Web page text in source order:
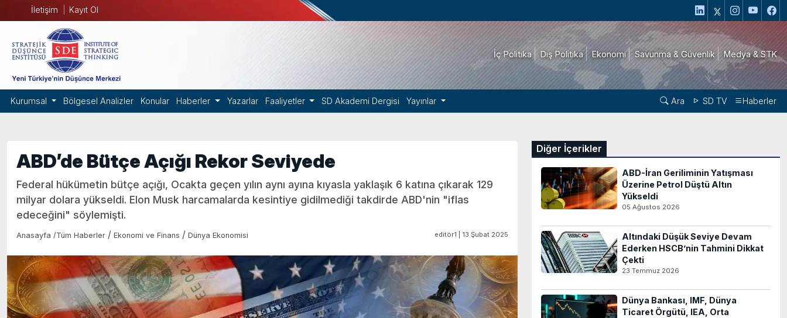
İletişim Kayıt Ol
İç Politika Dış Politika Ekonomi Savunma & Güvenlik Medya & STK
Kurumsal Bölgesel Analizler Konular Haberler Yazarlar Faaliyetler SD Akademi Dergisi Yayınlar Ara SD TV Haberler
ABD’de Bütçe Açığı Rekor Seviyede
Federal hükümetin bütçe açığı, Ocakta geçen yılın aynı ayına kıyasla yaklaşık 6 katına çıkarak 129
milyar dolara yükseldi. Elon Musk harcamalarda kesintiye gidilmediği takdirde ABD'nin "iflas
edeceğini" söylemişti.
Anasayfa /Tüm Haberler / Ekonomi ve Finans / Dünya Ekonomisi editör1 | 13 Şubat 2025
Diğer İçerikler
ABD-İran Geriliminin Yatışması
Üzerine Petrol Düştü Altın
Yükseldi
05 Ağustos 2026
Altındaki Düşük Seviye Devam
Ederken HSCB’nin Tahmini Dikkat
Çekti
23 Temmuz 2026
Dünya Bankası, IMF, Dünya
Ticaret Örgütü, IEA, Orta